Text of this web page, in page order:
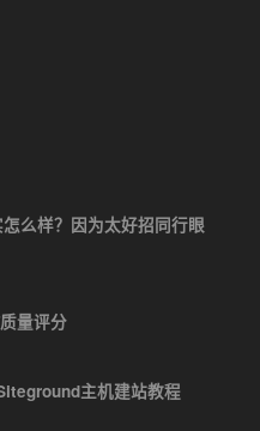
么样？因为太好招同行眼
量评分
主机建站教程